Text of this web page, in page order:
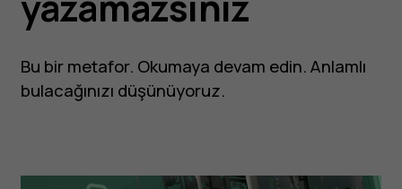
Bu bir metafor. Okumaya devam edin. Anlamlı
bulacağınızı düşünüyoruz.